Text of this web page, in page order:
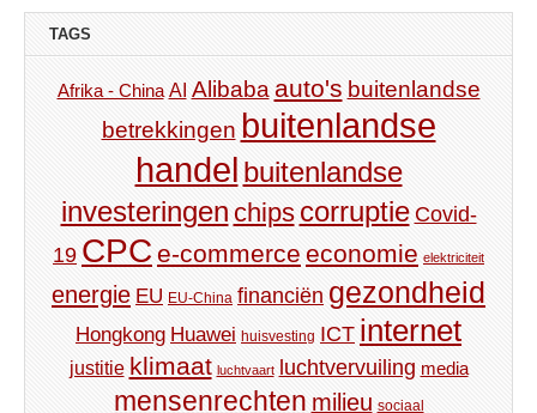
TAGS
Afrika - China AI Alibaba auto's buitenlandse
betrekkingen buitenlandse
handel buitenlandse
investeringen chips corruptie Covid-
19 CPC e-commerce economie elektriciteit
energie EU EU-China financiën gezondheid
Hongkong Huawei huisvesting ICT internet
justitie klimaat luchtvaart luchtvervuiling media
mensenrechten milieu sociaal